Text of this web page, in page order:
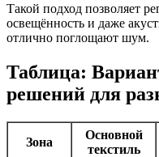
Такой подход позволяет
освещённость и даже
отлично поглощают шум.
Таблица:
решений для
Зона
Основной
текстиль